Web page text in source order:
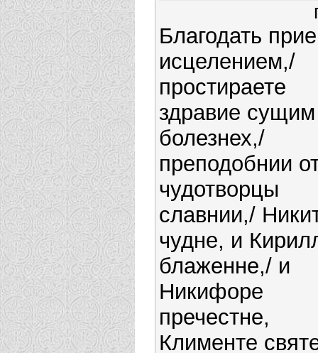
Благодать
исцелением,/
простираете
здравие
болезнех,/
преподобнии
чудотворцы
славнии,/
чудне, и
блаженне,/ и
Никифоре
пречестне,
Клименте